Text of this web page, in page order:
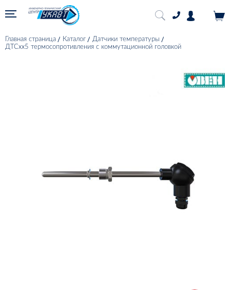
Главная страница Каталог
Датчики температуры
ДТСхх5 термосопротивления с коммутационной головкой